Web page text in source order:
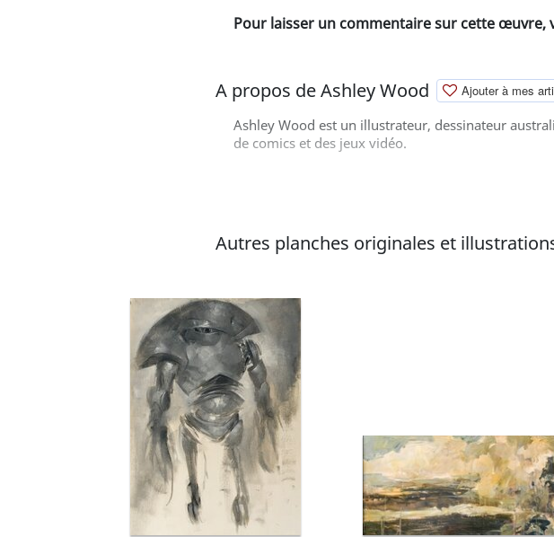
Pour laisser un commentaire sur cette œuvre,
A propos de Ashley Wood Ajouter à mes
Ashley Wood est un illustrateur, dessinateur
de comics et des jeux vidéo.
Autres planches originales et